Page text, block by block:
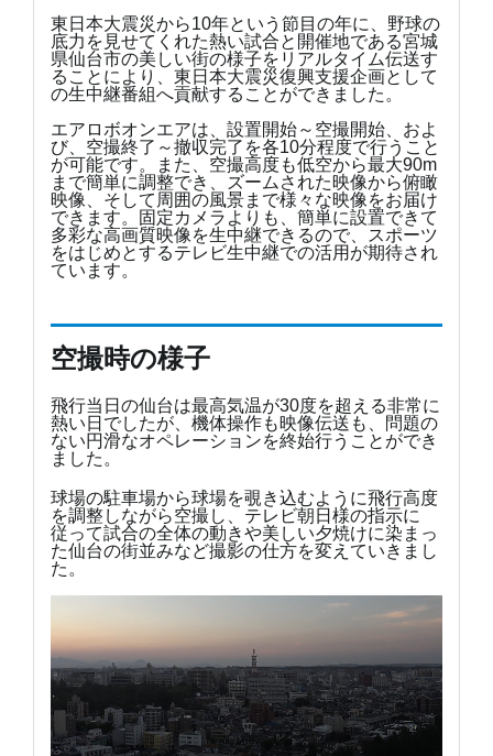
東日本大震災から10年という節目の年に、野球の
底力を見せてくれた熱い試合と開催地である宮城
県仙台市の美しい街の様子をリアルタイム伝送す
ることにより、東日本大震災復興支援企画として
の生中継番組へ貢献することができました。
エアロボオンエアは、設置開始～空撮開始、およ
び、空撮終了～撤収完了を各10分程度で行うこと
が可能です。また、空撮高度も低空から最大90m
まで簡単に調整でき、ズームされた映像から俯瞰
映像、そして周囲の風景まで様々な映像をお届け
できます。固定カメラよりも、簡単に設置できて
多彩な高画質映像を生中継できるので、スポーツ
をはじめとするテレビ生中継での活用が期待され
ています。
空撮時の様子
飛行当日の仙台は最高気温が30度を超える非常に
熱い日でしたが、機体操作も映像伝送も、問題の
ない円滑なオペレーションを終始行うことができ
ました。
球場の駐車場から球場を覗き込むように飛行高度
を調整しながら空撮し、テレビ朝日様の指示に
従って試合の全体の動きや美しい夕焼けに染まっ
た仙台の街並みなど撮影の仕方を変えていきまし
た。